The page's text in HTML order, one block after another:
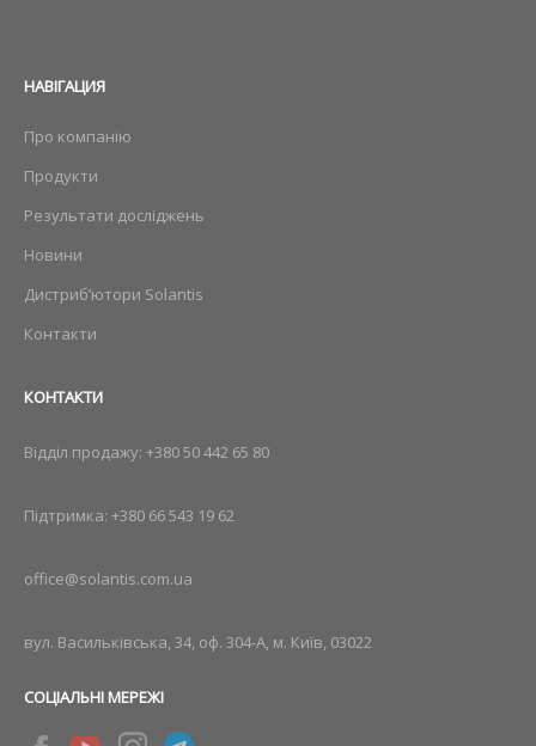
НАВIГАЦИЯ
Про компанію
Продукти
Результати досліджень
Новини
Дистриб’ютори Solantis
Контакти
КОНТАКТИ
Відділ продажу: +380 50 442 65 80
Підтримка: +380 66 543 19 62
office@solantis.com.ua
вул. Васильківська, 34, оф. 304-А, м. Київ, 03022
СОЦІАЛЬНІ МЕРЕЖІ